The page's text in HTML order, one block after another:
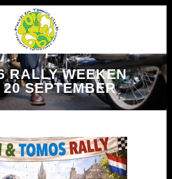
RALLY WEEKEN
SEPTEMBER